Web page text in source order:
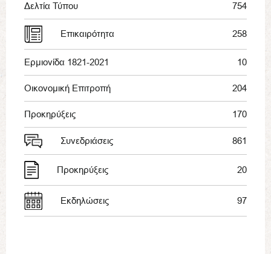
Δελτία Τύπου 754
Επικαιρότητα 258
Ερμιονίδα 1821-2021 10
Οικονομική Επιτροπή 204
Προκηρύξεις 170
Συνεδριάσεις 861
Προκηρύξεις 20
Εκδηλώσεις 97